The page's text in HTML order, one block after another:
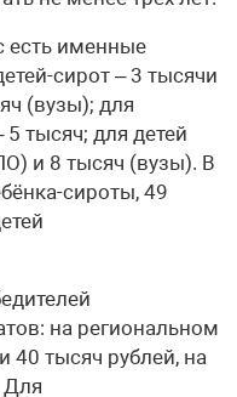
есть именные
сирот – 3 тысячи
(вузы); для
тысяч; для детей
и 8 тысяч (вузы). В
сироты, 49
на региональном
40 тысяч рублей, на
Для